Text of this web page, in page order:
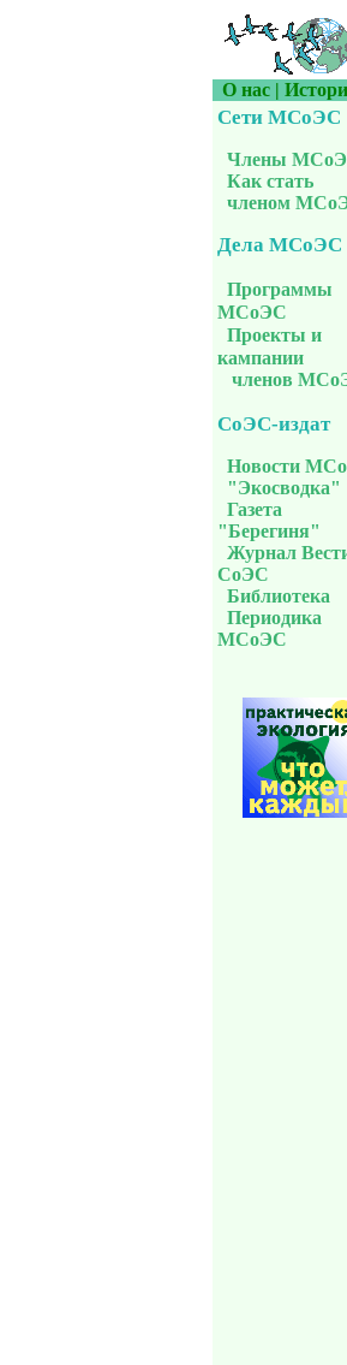
О нас |
Сети МСоЭС
Члены
Как стать
членом
Дела МСоЭС
Программы
МСоЭС
Проекты и
кампании
членов
СоЭС-издат
Новости
"Экосводка"
Газета
"Берегиня"
Журнал
СоЭС
Библиотека
Периодика
МСоЭС